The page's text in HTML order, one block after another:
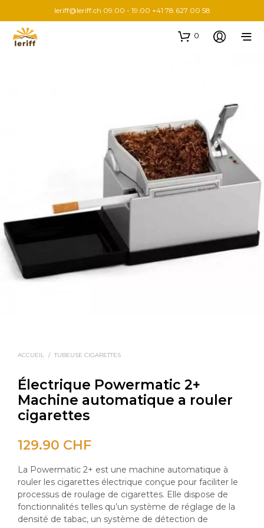
leriff@leriff.ch 09:00 - 19:00 +41 78 627 00 58
0
ACCUEIL / TUBEUSE CIGARETTES
Électrique Powermatic 2+
Machine automatique a rouler
cigarettes
129.90 CHF
La Powermatic 2+ est une machine automatique à
rouler les cigarettes électrique conçue pour faciliter le
processus de roulage de cigarettes. Elle dispose de
fonctionnalités telles qu’un système de réglage de la
densité de tabac, un système de détection de